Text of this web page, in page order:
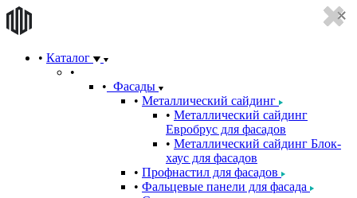
Каталог
Фасады
Металлический сайдинг
Металлический сайдинг
Евробрус для фасадов
Металлический сайдинг Блок-
хаус для фасадов
Профнастил для фасадов
Фальцевые панели для фасада